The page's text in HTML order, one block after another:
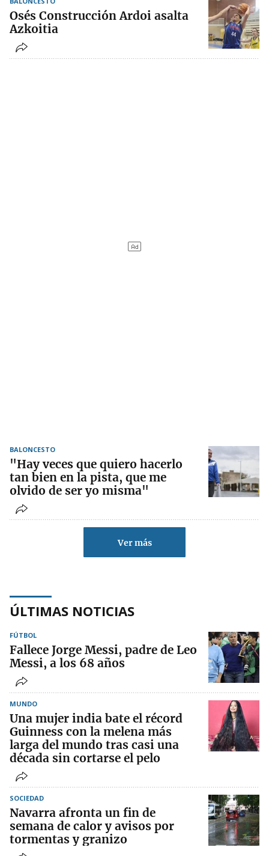
Osés Construcción Ardoi asalta
Azkoitia
BALONCESTO
"Hay veces que quiero hacerlo
tan bien en la pista, que me
olvido de ser yo misma"
Ver más
ÚLTIMAS NOTICIAS
FÚTBOL
Fallece Jorge Messi, padre de Leo
Messi, a los 68 años
MUNDO
Una mujer india bate el récord
Guinness con la melena más
larga del mundo tras casi una
década sin cortarse el pelo
SOCIEDAD
Navarra afronta un fin de
semana de calor y avisos por
tormentas y granizo